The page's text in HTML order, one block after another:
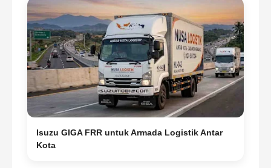
Isuzu GIGA FRR untuk Armada Logistik Antar
Kota